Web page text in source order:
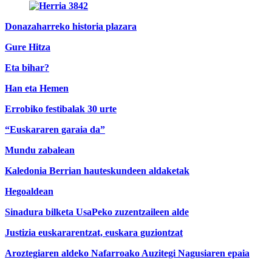
Donazaharreko historia plazara
Gure Hitza
Eta bihar?
Han eta Hemen
Errobiko festibalak 30 urte
“Euskararen garaia da”
Mundu zabalean
Kaledonia Berrian hauteskundeen aldaketak
Hegoaldean
Sinadura bilketa UsaPeko zuzentzaileen alde
Justizia euskararentzat, euskara guziontzat
Aroztegiaren aldeko Nafarroako Auzitegi Nagusiaren epaia